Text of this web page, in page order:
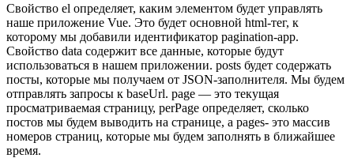
Свойство el определяет, каким элементом будет управлять
наше приложение Vue. Это будет основной html-тег, к
которому мы добавили идентификатор pagination-app.
Свойство data содержит все данные, которые будут
использоваться в нашем приложении. posts будет содержать
посты, которые мы получаем от JSON-заполнителя. Мы будем
отправлять запросы к baseUrl. page — это текущая
просматриваемая страницу, perPage определяет, сколько
постов мы будем выводить на странице, а pages- это массив
номеров страниц, которые мы будем заполнять в ближайшее
время.